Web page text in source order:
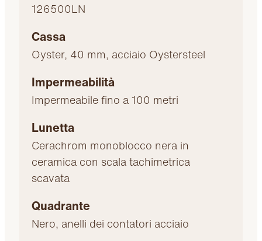
126500LN
Cassa
Oyster, 40 mm, acciaio Oystersteel
Impermeabilità
Impermeabile fino a 100 metri
Lunetta
Cerachrom monoblocco nera in
ceramica con scala tachimetrica
scavata
Quadrante
Nero, anelli dei contatori acciaio